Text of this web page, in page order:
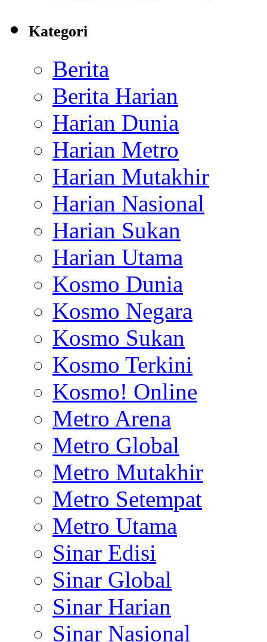
Kategori
Berita
Berita Harian
Harian Dunia
Harian Metro
Harian Mutakhir
Harian Nasional
Harian Sukan
Harian Utama
Kosmo Dunia
Kosmo Negara
Kosmo Sukan
Kosmo Terkini
Kosmo! Online
Metro Arena
Metro Global
Metro Mutakhir
Metro Setempat
Metro Utama
Sinar Edisi
Sinar Global
Sinar Harian
Sinar Nasional